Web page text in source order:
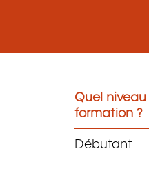
Quel niveau
formation ?
Débutant